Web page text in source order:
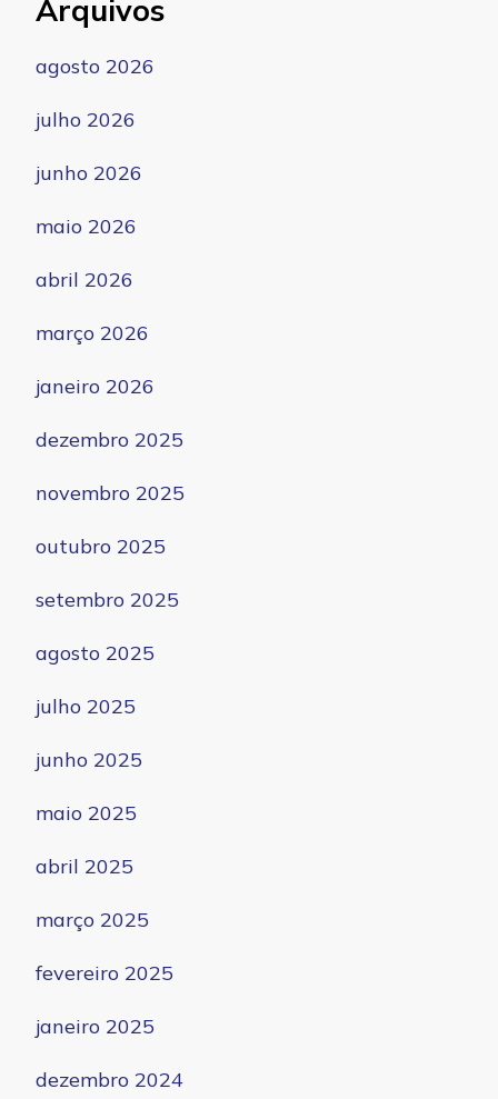
Arquivos
agosto 2026
julho 2026
junho 2026
maio 2026
abril 2026
março 2026
janeiro 2026
dezembro 2025
novembro 2025
outubro 2025
setembro 2025
agosto 2025
julho 2025
junho 2025
maio 2025
abril 2025
março 2025
fevereiro 2025
janeiro 2025
dezembro 2024